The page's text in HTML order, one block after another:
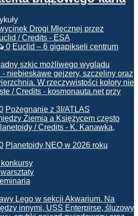
0 Euclid – 6 gigapikseli centrum
Pożegnanie z 3I/ATLAS
Planetoidy NEO w 2026 roku